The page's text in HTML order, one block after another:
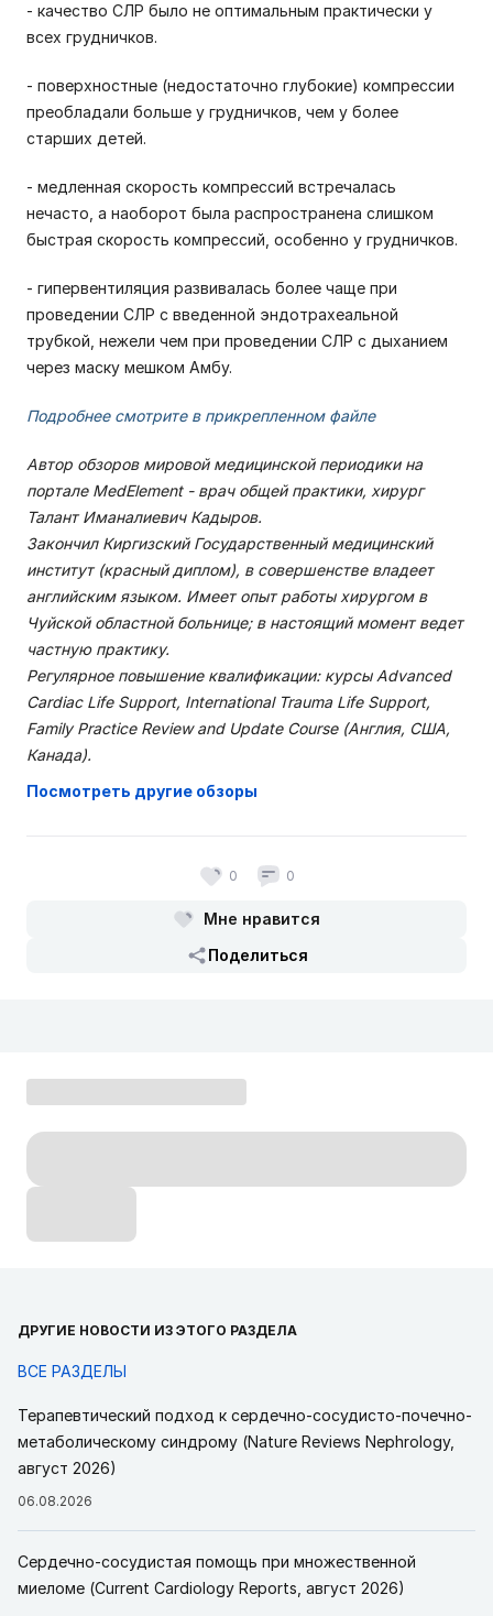
- качество СЛР было не оптимальным практически у
всех грудничков.
- поверхностные (недостаточно глубокие) компрессии
преобладали больше у грудничков, чем у более
старших детей.
- медленная скорость компрессий встречалась
нечасто, а наоборот была распространена слишком
быстрая скорость компрессий, особенно у грудничков.
- гипервентиляция развивалась более чаще при
проведении СЛР с введенной эндотрахеальной
трубкой, нежели чем при проведении СЛР с дыханием
через маску мешком Амбу.
Подробнее смотрите в прикрепленном файле
Автор обзоров мировой медицинской периодики на
портале MedElement - врач общей практики, хирург
Талант Иманалиевич Кадыров.
Закончил Киргизский Государственный медицинский
институт (красный диплом), в совершенстве владеет
английским языком. Имеет опыт работы хирургом в
Чуйской областной больнице; в настоящий момент ведет
частную практику.
Регулярное повышение квалификации: курсы Advanced
Cardiac Life Support, International Trauma Life Support,
Family Practice Review and Update Course (Англия, США,
Канада).
Посмотреть другие обзоры
0 0
Мне нравится
Поделиться
ДРУГИЕ НОВОСТИ ИЗ ЭТОГО РАЗДЕЛА
ВСЕ РАЗДЕЛЫ
Терапевтический подход к сердечно-сосудисто-почечно-
метаболическому синдрому (Nature Reviews Nephrology,
август 2026)
06.08.2026
Сердечно-сосудистая помощь при множественной
миеломе (Current Cardiology Reports, август 2026)